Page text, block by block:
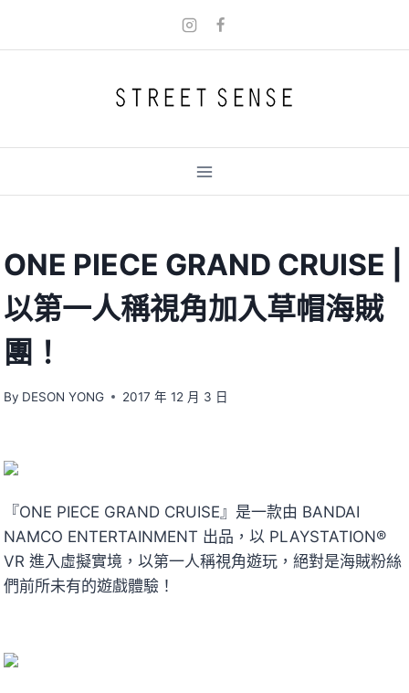
ONE PIECE GRAND CRUISE |
以第一人稱視角加入草帽海賊
團！
By DESON YONG 2017 年 12 月 3 日
『ONE PIECE GRAND CRUISE』是一款由 BANDAI
NAMCO ENTERTAINMENT 出品，以 PLAYSTATION®
VR 進入虛擬實境，以第一人稱視角遊玩，絕對是海賊粉絲
們前所未有的遊戲體驗！